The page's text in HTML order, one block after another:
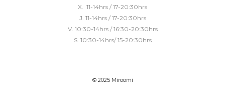
X. 11-14hrs / 17-20:30hrs
J. 11-14hrs / 17-20:30hrs
V. 10:30-14hrs / 16:30-20:30hrs
S. 10:30-14hrs/ 15-20:30hrs
© 2025 Miroomi